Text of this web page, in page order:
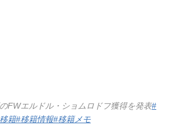
FWエルドル・ショムロドフ獲得を発表#
籍#移籍情報#移籍メモ